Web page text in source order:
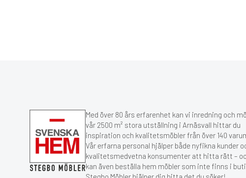
Med över 80 års erfarenhet kan vi inredning och
vår 2500 m² stora utställning i Arnäsvall hittar du
inspiration och kvalitetsmöbler från över 140
Vår erfarna personal hjälper både nyfikna kunder
kvalitetsmedvetna konsumenter att hitta rätt –
kan även beställa hem möbler som inte finns i